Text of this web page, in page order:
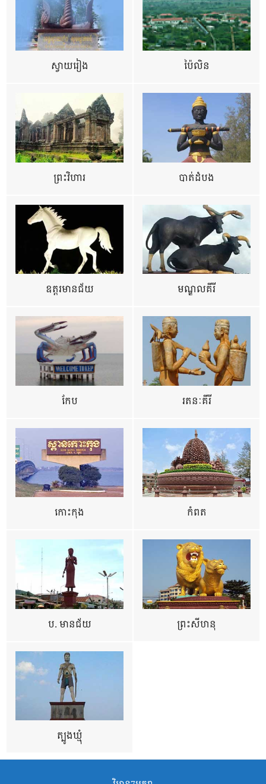
ស្វាយរៀង ប៉ៃលិន
ព្រះវិហារ បាត់ដំបង
ឧត្ដរមានជ័យ មណ្ឌលគីរី
កែប រតនៈគីរី
កោះកុង កំពត
ប. មានជ័យ ព្រះសីហនុ
ត្បូងឃ្មុំ